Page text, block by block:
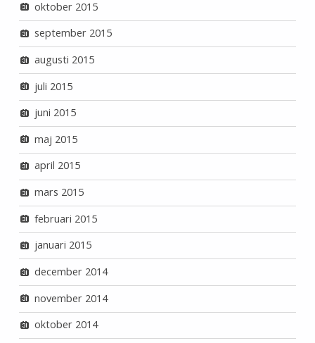
oktober 2015
september 2015
augusti 2015
juli 2015
juni 2015
maj 2015
april 2015
mars 2015
februari 2015
januari 2015
december 2014
november 2014
oktober 2014